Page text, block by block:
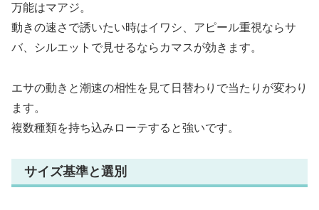
万能はマアジ。
動きの速さで誘いたい時はイワシ、アピール重視ならサ
バ、シルエットで見せるならカマスが効きます。
エサの動きと潮速の相性を見て日替わりで当たりが変わり
ます。
複数種類を持ち込みローテすると強いです。
サイズ基準と選別